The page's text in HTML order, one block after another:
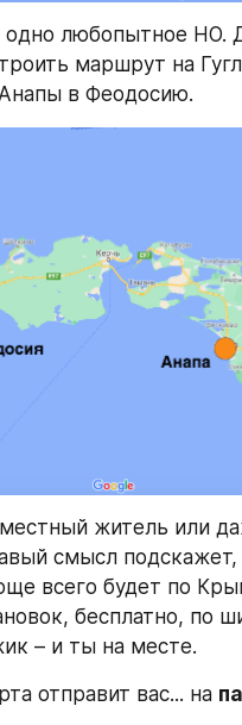
одно любопытное НО.
маршрут на
в Феодосию.
житель или
смысл подскажет,
всего будет по
бесплатно, по
– и ты на месте.
отправит вас... на